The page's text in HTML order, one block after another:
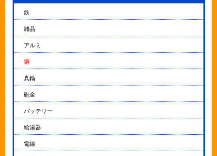
鉄
雑品
アルミ
銅
真鍮
砲金
バッテリー
給湯器
電線